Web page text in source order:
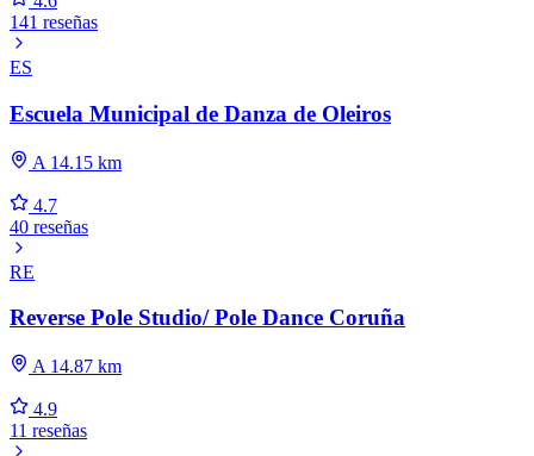
141 reseñas
ES
Escuela Municipal de Danza de Oleiros
A 14.15 km
4.7
40 reseñas
RE
Reverse Pole Studio/ Pole Dance Coruña
A 14.87 km
4.9
11 reseñas